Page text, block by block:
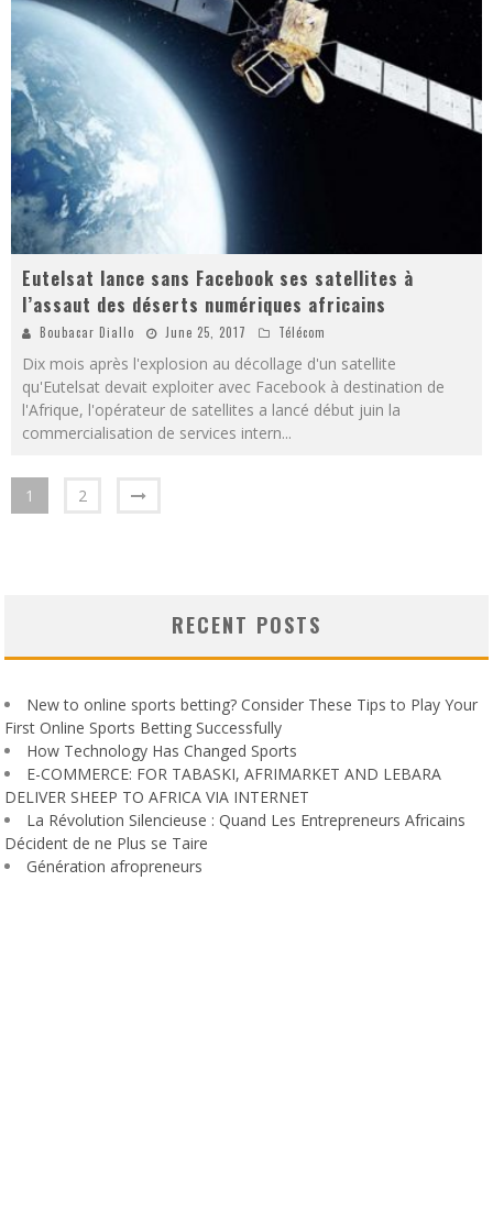
Eutelsat lance sans Facebook ses satellites à
l’assaut des déserts numériques africains
Boubacar Diallo June 25, 2017 Télécom
Dix mois après l'explosion au décollage d'un satellite
qu'Eutelsat devait exploiter avec Facebook à destination de
l'Afrique, l'opérateur de satellites a lancé début juin la
commercialisation de services intern...
1 2
RECENT POSTS
New to online sports betting? Consider These Tips to Play Your
First Online Sports Betting Successfully
How Technology Has Changed Sports
E-COMMERCE: FOR TABASKI, AFRIMARKET AND LEBARA
DELIVER SHEEP TO AFRICA VIA INTERNET
La Révolution Silencieuse : Quand Les Entrepreneurs Africains
Décident de ne Plus se Taire
Génération afropreneurs